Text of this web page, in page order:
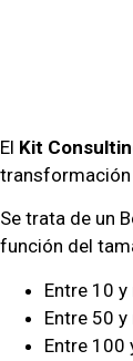
El Kit
Se trata de un
función del
Entre 10
Entre 50
Entre 100